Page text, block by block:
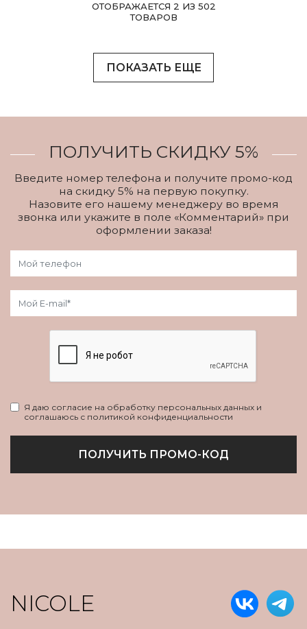
ОТОБРАЖАЕТСЯ 2 ИЗ 502
ТОВАРОВ
ПОКАЗАТЬ ЕЩЕ
ПОЛУЧИТЬ СКИДКУ 5%
Введите номер телефона и получите промо-код
на скидку 5% на первую покупку.
Назовите его нашему менеджеру во время
звонка или укажите в поле «Комментарий» при
оформлении заказа!
Я даю согласие на обработку персональных данных и
соглашаюсь с политикой конфиденциальности
ПОЛУЧИТЬ ПРОМО-КОД
NICOLE